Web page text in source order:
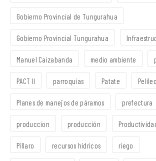
Gobierno Provincial de Tungurahua
Gobierno Provincial Tungurahua
Manuel Caizabanda medio ambiente
PACT II parroquias Patate Pelileo
Planes de manejos de páramos prefectura
produccion producción
Píllaro recursos hídricos riego